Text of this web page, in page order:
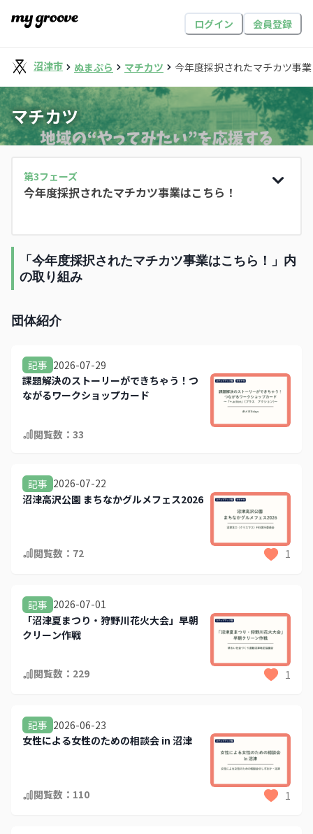
ログイン 会員登録
沼津市 ぬまぷら マチカツ 今年度採択されたマチカツ事
マチカツ
第3フェーズ
今年度採択されたマチカツ事業はこちら！
「今年度採択されたマチカツ事業はこちら！」内
の取り組み
団体紹介
記事 2026-07-29
課題解決のストーリーができちゃう！つ
ながるワークショップカード
閲覧数： 33
記事 2026-07-22
沼津高沢公園 まちなかグルメフェス2026
閲覧数： 72 1
記事 2026-07-01
「沼津夏まつり・狩野川花火大会」早朝
クリーン作戦
閲覧数： 229 1
記事 2026-06-23
女性による女性のための相談会 in 沼津
閲覧数： 110 1